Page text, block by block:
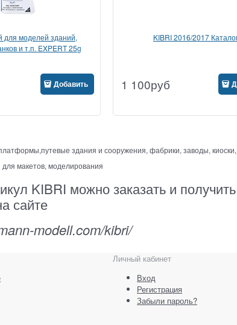
для моделей зданий,
и т.п. EXPERT 25g
Добавить
KIBRI 2016/2017
1 100руб
здания и сооружения, фабрики, заводы,
макетов, моделирования
KIBRI можно заказать и
сайте
modell.com/kibri/
Личный кабинет
Вход
Регистрация
Забыли пароль?